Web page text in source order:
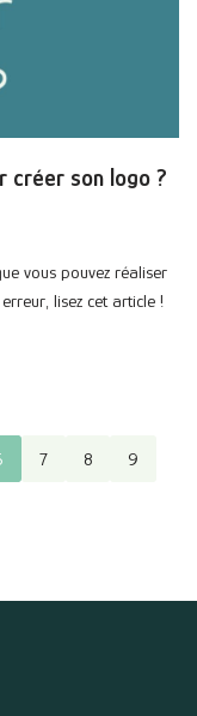
créer son logo ?
vous pouvez réaliser
lisez cet article !
7 8 9